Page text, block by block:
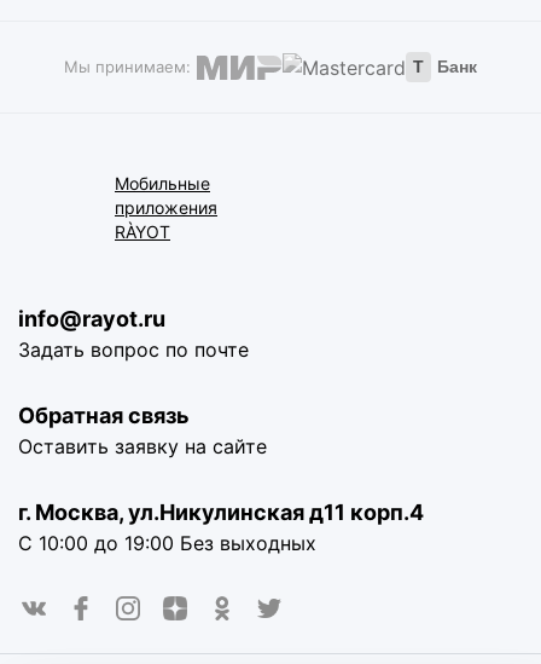
Мы принимаем: Т Банк
Мобильные
приложения
RÀYOT
info@rayot.ru
Задать вопрос по почте
Обратная связь
Оставить заявку на сайте
г. Москва, ул.Никулинская д11 корп.4
С 10:00 до 19:00 Без выходных